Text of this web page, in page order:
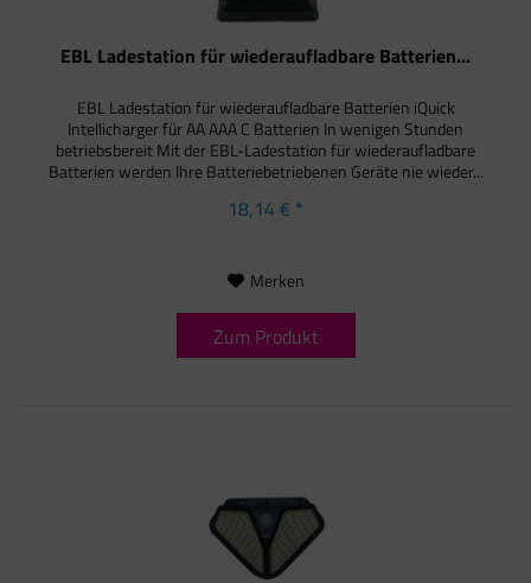
EBL Ladestation für wiederaufladbare Batterien...
EBL Ladestation für wiederaufladbare Batterien iQuick
Intellicharger für AA AAA C Batterien In wenigen Stunden
betriebsbereit Mit der EBL-Ladestation für wiederaufladbare
Batterien werden Ihre Batteriebetriebenen Geräte nie wieder...
18,14 € *
Merken
Zum Produkt